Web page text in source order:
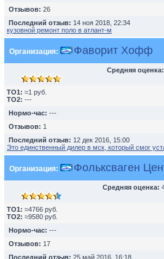
Отзывов: 26
Последний отзыв: 14 ноя 2018, 22:34
кузовной ремонт поло в атлант-м
Организация: Фаворит Хофф
Средняя оценка:
TO1: ≈1 руб.
TO2: ---
Нормо-час: ---
Отзывов: 1
Последний отзыв: 12 дек 2016, 15:00
Это единственный дилер в мск, который смог
Организация: Фольксваген
Средняя оценка:
TO1: ≈4766 руб.
TO2: ≈9580 руб.
Нормо-час: ---
Отзывов: 17
Последний отзыв: 25 май 2016, 16:18